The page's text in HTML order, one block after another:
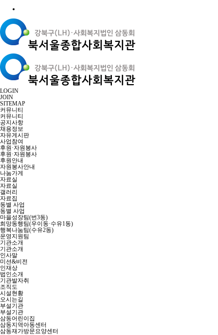
LOGIN
JOIN
SITEMAP
커뮤니티
커뮤니티
공지사항
채용정보
자유게시판
사업참여
후원·자원봉사
후원·자원봉사
후원안내
자원봉사안내
나눔가게
자료실
자료실
갤러리
자료집
동별 사업
동별 사업
마을성장팀(번3동)
희망동행팀(우이동·수유1동)
행복나눔팀(수유2동)
운영지원팀
기관소개
기관소개
인사말
미션&비전
인재상
법인소개
기관발자취
조직도
시설현황
오시는길
부설기관
부설기관
삼동어린이집
삼동지역아동센터
삼동재가방문요양센터